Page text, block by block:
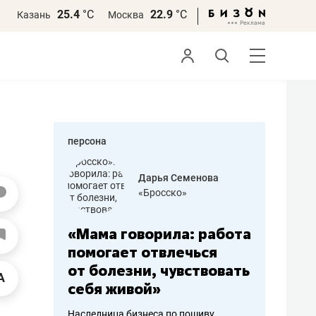
Казань 25.4 °С Москва 22.9 °С
персона
Дарья Семенова
«Бросско»
«Мама говорила: работа
помогает отвлечься
от болезни, чувствовать
себя живой»